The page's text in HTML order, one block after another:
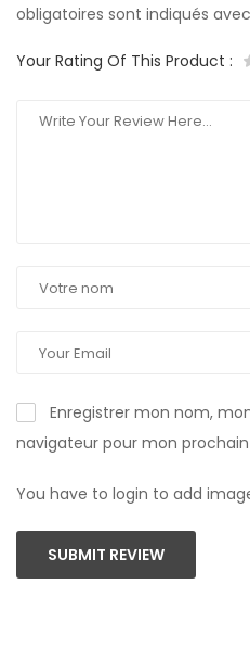
obligatoires sont indiqués avec
Your Rating Of This Product :
Enregistrer mon nom,
navigateur pour mon
You have to login to add
SUBMIT REVIEW